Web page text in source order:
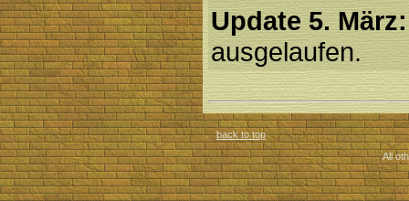
Update 5. März:
ausgelaufen.
back to top
All